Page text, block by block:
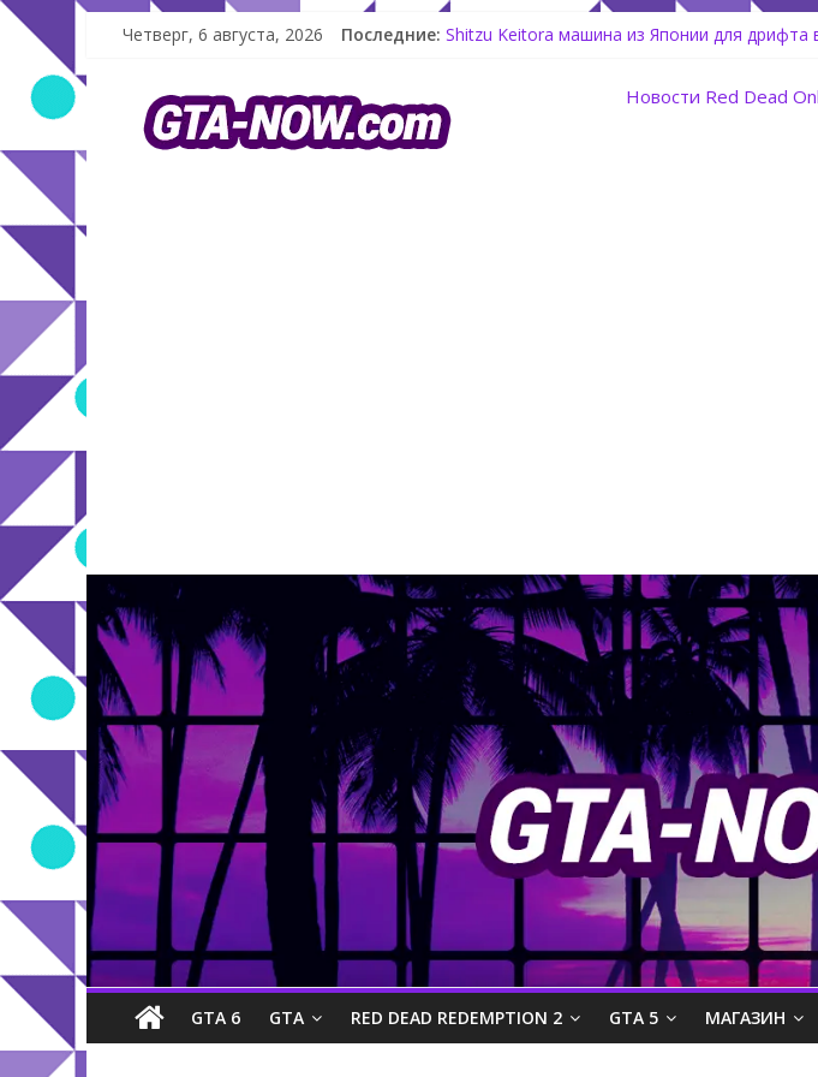
Четверг, 6 августа, 2026 Последние:
Как создать аккаунт Rockstar Games Social
Shitzu Keitora машина из Японии для дрифта
GTA Online: Rockstar запускает программу
Летнее обновление для GTA 5 Online The
Новости Red Dead
GTA 6 GTA RED DEAD REDEMPTION 2 GTA 5 МАГАЗИН